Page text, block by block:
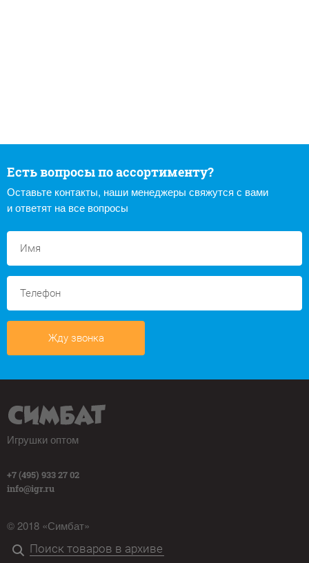
Есть вопросы по ассортименту?
Оставьте контакты, наши менеджеры свяжутся с вами
и ответят на все вопросы
Жду звонка
Игрушки оптом
+7 (495) 933 27 02
info@igr.ru
© 2018 «Симбат»